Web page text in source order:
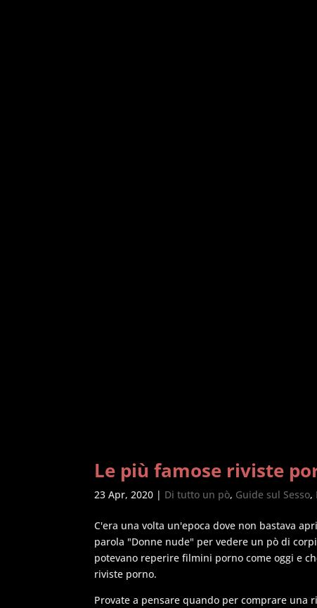
Le più famose riviste
23 Apr, 2020 | Di tutto un pò, Guide sul Sesso,
C'era una volta un'epoca dove non bastava
parola "Donne nude" per vedere un pò di
potevano reperire filmini porno come oggi e
riviste porno.
Provate a pensare quando per comprare una